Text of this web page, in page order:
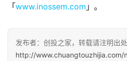
业
观
察
「www.inossem.com 」。
发布者：创投之家，转载请注明出处
http://www.chuangtouzhijia.com/